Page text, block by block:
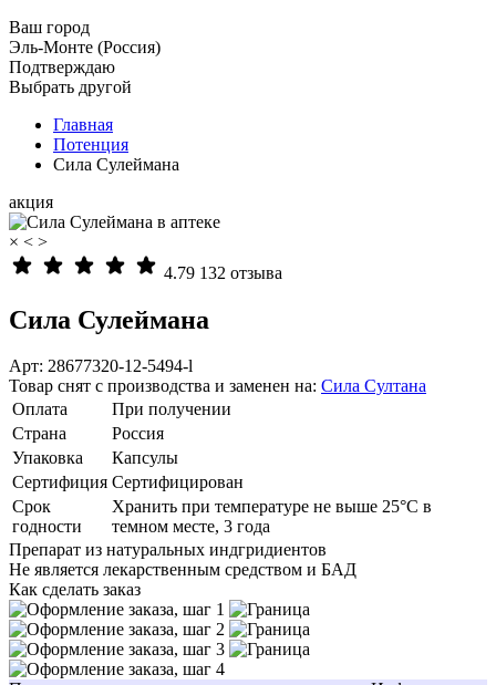
Ваш город
Эль-Монте (Россия)
Подтверждаю
Выбрать другой
Главная
Потенция
Сила Сулеймана
акция
× < >
4.79 132 отзыва
Сила Сулеймана
Арт: 28677320-12-5494-l
Товар снят с производства и заменен на: Сила Султана
Оплата
При получении
Страна
Россия
Упаковка
Капсулы
Сертифиция Сертифицирован
Cрок
годности
Хранить при температуре не выше 25°С в
темном месте, 3 года
Препарат из натуральных индгридиентов
Не является лекарственным средством и БАД
Как сделать заказ